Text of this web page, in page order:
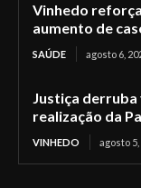
Vinhedo
aumento de
SAÚDE agosto 6,
Justiça
realização da
VINHEDO agosto 5,